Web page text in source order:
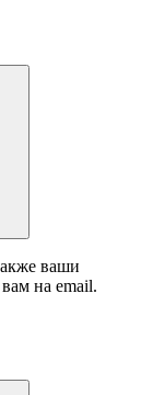
ваши
на email.